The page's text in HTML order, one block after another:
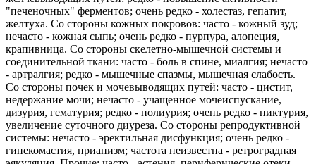
"печеночных" ферментов; очень редко - холестаз, гепатит,
желтуха. Со стороны кожных покровов: часто - кожный зуд;
нечасто - кожная сыпь; очень редко - пурпура, алопеция,
крапивница. Со стороны скелетно-мышечной системы и
соединительной ткани: часто - боль в спине, миалгия; нечасто
- артралгия; редко - мышечные спазмы, мышечная слабость.
Со стороны почек и мочевыводящих путей: часто - цистит,
недержание мочи; нечасто - учащенное мочеиспускание,
дизурия, гематурия; редко - полиурия; очень редко - никтурия,
увеличение суточного диуреза. Со стороны репродуктивной
системы: нечасто - эректильная дисфункция; очень редко -
гинекомастия, приапизм; частота неизвестна - ретроградная